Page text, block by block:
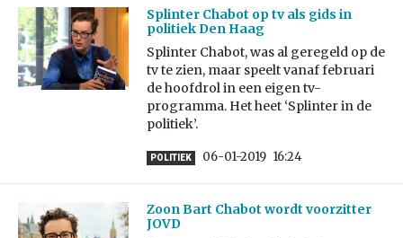
Splinter Chabot op tv als gids in
politiek Den Haag
Splinter Chabot, was al geregeld op de
tv te zien, maar speelt vanaf februari
de hoofdrol in een eigen tv-
programma. Het heet ‘Splinter in de
politiek’.
POLITIEK 06-01-2019 16:24
Zoon Bart Chabot wordt voorzitter
JOVD